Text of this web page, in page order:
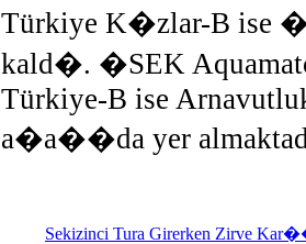
Türkiye K�zlar-B ise
kald�. �SEK
Türkiye-B ise
a�a��da yer
Sekizinci Tura Girerken Zirve